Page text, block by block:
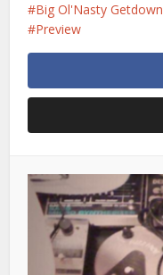
Big Ol'Nasty Getdown
Preview